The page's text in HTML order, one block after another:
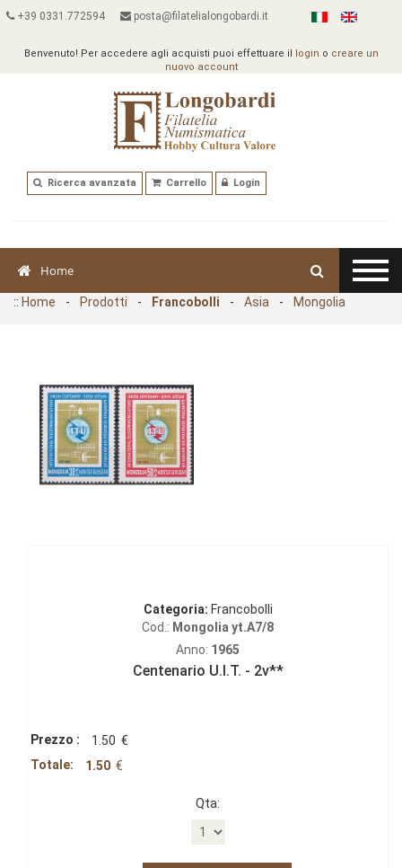
+39 0331.772594 posta@filatelialongobardi.it
Benvenuto! Per accedere agli acquisti puoi effettuare il login o creare un
nuovo account
Ricerca avanzata Carrello Login
Home
:: Home - Prodotti - Francobolli - Asia - Mongolia
Categoria: Francobolli
Cod.: Mongolia yt.A7/8
Anno: 1965
Centenario U.I.T. - 2v**
Prezzo : 1.50 €
Totale:
1.50 €
Qta: